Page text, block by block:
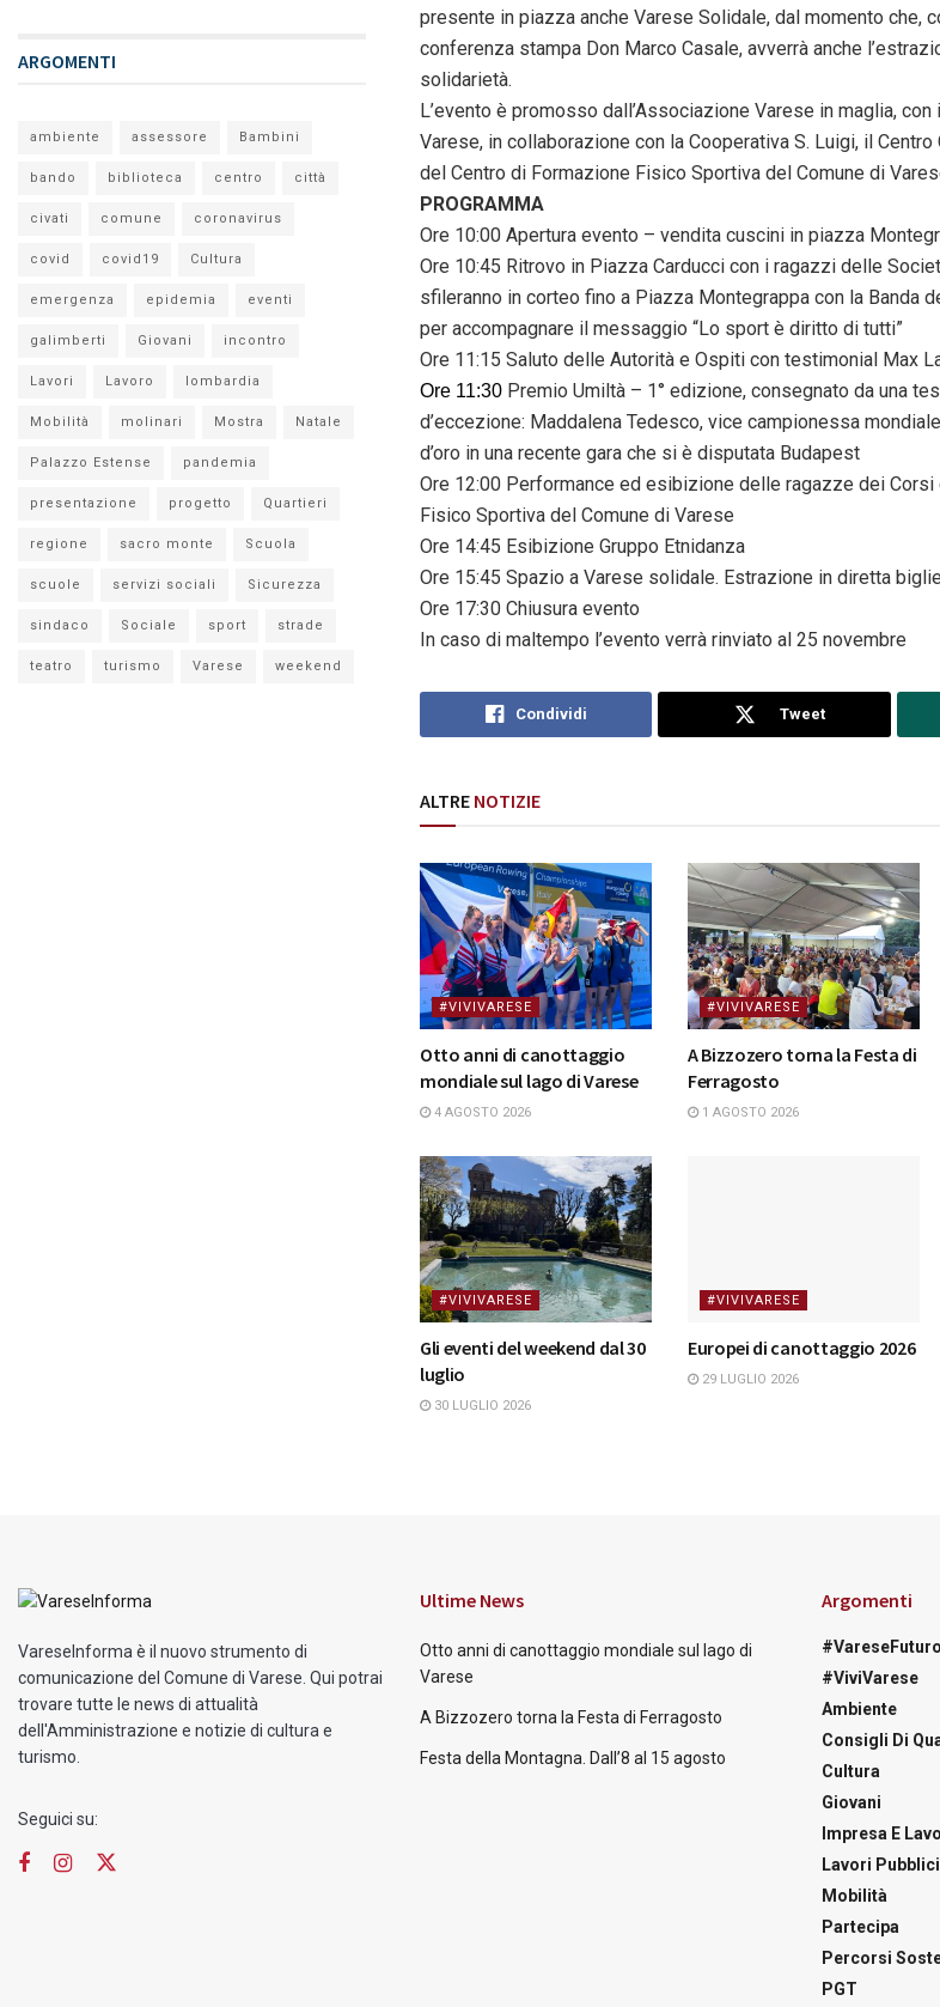
presente in piazza anche Varese Solidale, dal momento che,
conferenza stampa Don Marco Casale, avverrà anche
solidarietà.
L’evento è promosso dall’Associazione Varese in maglia,
Varese, in collaborazione con la Cooperativa S. Luigi, il
del Centro di Formazione Fisico Sportiva del Comune di
PROGRAMMA
Ore 10:00 Apertura evento – vendita cuscini in piazza
Ore 10:45 Ritrovo in Piazza Carducci con i ragazzi delle
sfileranno in corteo fino a Piazza Montegrappa con la Banda
per accompagnare il messaggio “Lo sport è diritto di tutti”
Ore 11:15 Saluto delle Autorità e Ospiti con testimonial Max
Ore 11:30 Premio Umiltà – 1° edizione, consegnato da una
d’eccezione: Maddalena Tedesco, vice campionessa
d’oro in una recente gara che si è disputata Budapest
Ore 12:00 Performance ed esibizione delle ragazze dei Corsi
Fisico Sportiva del Comune di Varese
Ore 14:45 Esibizione Gruppo Etnidanza
Ore 15:45 Spazio a Varese solidale. Estrazione in diretta
Ore 17:30 Chiusura evento
In caso di maltempo l’evento verrà rinviato al 25 novembre
Condividi Tweet
ALTRE NOTIZIE
#VIVIVARESE
Otto anni di canottaggio
mondiale sul lago di Varese
4 AGOSTO 2026
#VIVIVARESE
A Bizzozero torna la Festa di
Ferragosto
1 AGOSTO 2026
#VIVIVARESE
Gli eventi del weekend dal 30
luglio
30 LUGLIO 2026
#VIVIVARESE
Europei di canottaggio 2026
29 LUGLIO 2026
ARGOMENTI
ambiente assessore Bambini
bando biblioteca centro città
civati comune coronavirus
covid covid19 Cultura
emergenza epidemia eventi
galimberti Giovani incontro
Lavori Lavoro lombardia
Mobilità molinari Mostra Natale
Palazzo Estense pandemia
presentazione progetto Quartieri
regione sacro monte Scuola
scuole servizi sociali Sicurezza
sindaco Sociale sport strade
teatro turismo Varese weekend
VareseInforma è il nuovo strumento di
comunicazione del Comune di Varese. Qui potrai
trovare tutte le news di attualità
dell'Amministrazione e notizie di cultura e
turismo.
Seguici su:
Ultime News
Otto anni di canottaggio mondiale sul lago di
Varese
A Bizzozero torna la Festa di Ferragosto
Festa della Montagna. Dall’8 al 15 agosto
Argomenti
#VareseFuturo
#ViviVarese
Ambiente
Consigli Di
Cultura
Giovani
Impresa E
Lavori Pubblici
Mobilità
Partecipa
Percorsi
PGT